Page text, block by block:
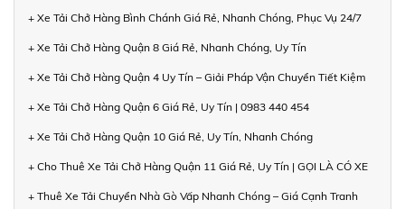
+ Xe Tải Chở Hàng Bình Chánh Giá Rẻ, Nhanh Chóng, Phục Vụ 24/7
+ Xe Tải Chở Hàng Quận 8 Giá Rẻ, Nhanh Chóng, Uy Tín
+ Xe Tải Chở Hàng Quận 4 Uy Tín – Giải Pháp Vận Chuyển Tiết Kiệm
+ Xe Tải Chở Hàng Quận 6 Giá Rẻ, Uy Tín | 0983 440 454
+ Xe Tải Chở Hàng Quận 10 Giá Rẻ, Uy Tín, Nhanh Chóng
+ Cho Thuê Xe Tải Chở Hàng Quận 11 Giá Rẻ, Uy Tín | GỌI LÀ CÓ XE
+ Thuê Xe Tải Chuyển Nhà Gò Vấp Nhanh Chóng – Giá Cạnh Tranh